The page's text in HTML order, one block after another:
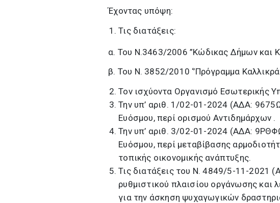
Έχοντας υπόψη:
Τις διατάξεις:
α. Του Ν.3463/2006 ”Κώδικας Δήμων και
β. Του Ν. 3852/2010 ‘’Πρόγραμμα
Τον ισχύοντα Οργανισμό Εσωτερικής
Την υπ’ αριθ. 1/02-01-2024 (ΑΔΑ:
Ευόσμου, περί ορισμού Αντιδημάρχων .
Την υπ’ αριθ. 3/02-01-2024 (ΑΔΑ:
Ευόσμου, περί μεταβίβασης
τοπικής οικονομικής ανάπτυξης.
Τις διατάξεις του Ν. 4849/5-11-2021
ρυθμιστικού πλαισίου οργάνωσης και
για την άσκηση ψυχαγωγικών